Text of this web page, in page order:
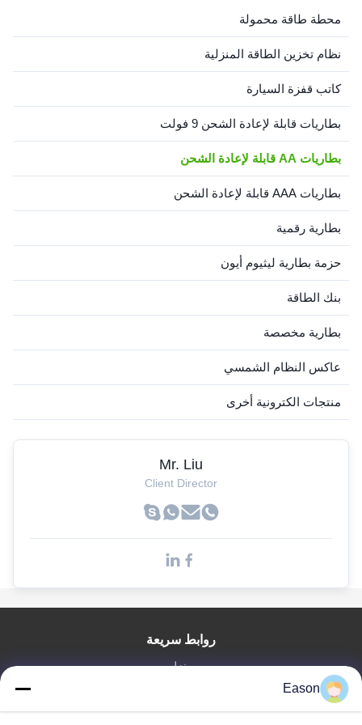
Number AA Operating
Temperature 25°C Brand
Name SHUNXIANG ...
BOATS, Toys, Uninterruptib...
محطة طاقة محمولة
نظام تخزين الطاقة المنزلية
كاتب قفزة السيارة
بطاريات قابلة لإعادة الشحن 9 فولت
بطاريات AA قابلة لإعادة الشحن
بطاريات AAA قابلة لإعادة الشحن
بطارية رقمية
حزمة بطارية ليثيوم أيون
بنك الطاقة
بطارية مخصصة
عاكس النظام الشمسي
منتجات الكترونية أخرى
Mr. Liu
Client Director
روابط سريعة
منزل
Eason